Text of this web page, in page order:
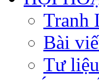
Tranh
Bài
Tư